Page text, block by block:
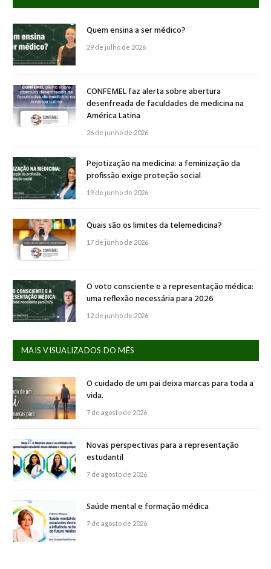
Quem ensina a ser médico?
29 de julho de 2026
CONFEMEL faz alerta sobre abertura
desenfreada de faculdades de medicina na
América Latina
26 de junho de 2026
Pejotização na medicina: a feminização da
profissão exige proteção social
19 de junho de 2026
Quais são os limites da telemedicina?
17 de junho de 2026
O voto consciente e a representação médica:
uma reflexão necessária para 2026
12 de junho de 2026
MAIS VISUALIZADOS DO MÊS
O cuidado de um pai deixa marcas para toda a
vida.
7 de agosto de 2026
Novas perspectivas para a representação
estudantil
7 de agosto de 2026
Saúde mental e formação médica
7 de agosto de 2026